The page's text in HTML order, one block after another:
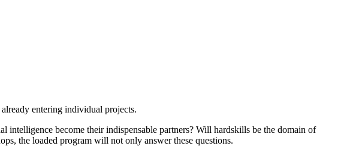
entering individual projects.
intelligence become their indispensable partners? Will hardskills be the domain of
the loaded program will not only answer these questions.